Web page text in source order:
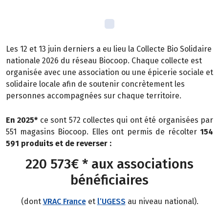
Les 12 et 13 juin derniers a eu lieu la Collecte Bio Solidaire
nationale 2026 du réseau Biocoop. Chaque collecte est
organisée avec une association ou une épicerie sociale et
solidaire locale afin de soutenir concrètement les
personnes accompagnées sur chaque territoire.
En 2025* ce sont 572 collectes qui ont été organisées par
551 magasins Biocoop. Elles ont permis de récolter 154
591 produits et de reverser :
220 573€ * aux associations
bénéficiaires
(dont VRAC Franceet l’UGESS au niveau national).